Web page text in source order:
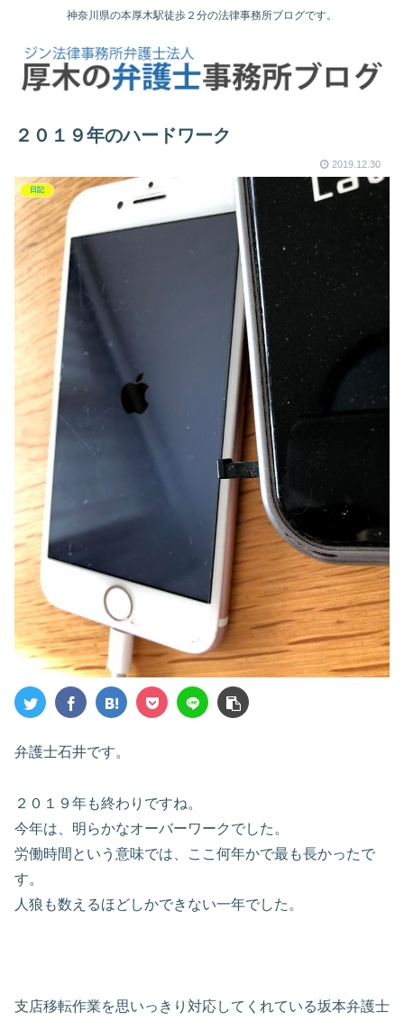
神奈川県の本厚木駅徒歩２分の法律事務所ブログです。
２０１９年のハードワーク
2019.12.30
日記
弁護士石井です。
２０１９年も終わりですね。
今年は、明らかなオーバーワークでした。
労働時間という意味では、ここ何年かで最も長かったで
す。
人狼も数えるほどしかできない一年でした。
支店移転作業を思いっきり対応してくれている坂本弁護士